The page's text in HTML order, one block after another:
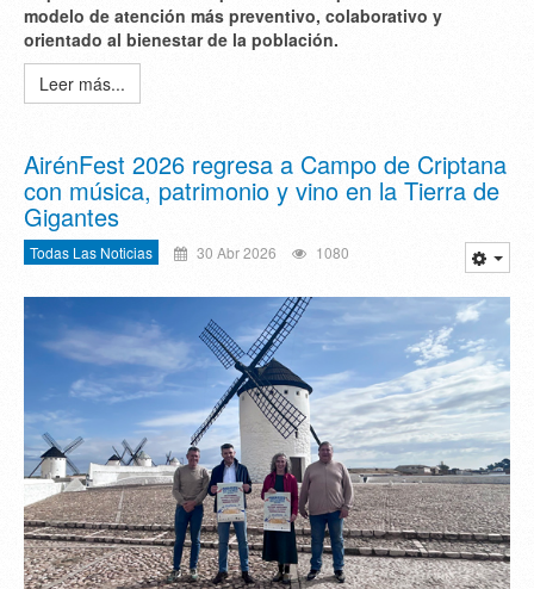
modelo de atención más preventivo, colaborativo y
orientado al bienestar de la población.
Leer más...
AirénFest 2026 regresa a Campo de Criptana
con música, patrimonio y vino en la Tierra de
Gigantes
Todas Las Noticias 30 Abr 2026 1080